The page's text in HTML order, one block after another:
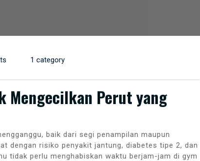
1 category
Mengecilkan Perut yang
baik dari segi penampilan maupun
dengan risiko penyakit jantung, diabetes tipe 2, dan
tidak perlu menghabiskan waktu berjam-jam di gym